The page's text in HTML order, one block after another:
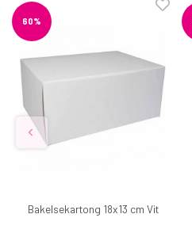
60%
Bakelsekartong 18x13 cm Vit